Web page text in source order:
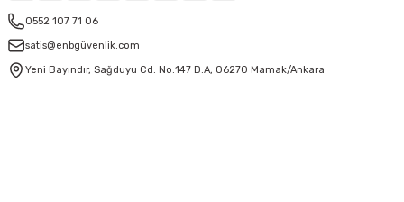
0552 107 71 06
satis@enbgüvenlik.com
Yeni Bayındır, Sağduyu Cd. No:147 D:A, 06270 Mamak/Ankara